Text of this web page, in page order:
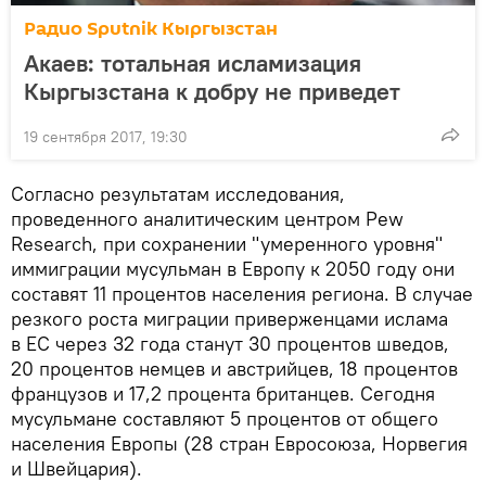
Радио Sputnik Кыргызстан
Акаев: тотальная исламизация
Кыргызстана к добру не приведет
19 сентября 2017, 19:30
Согласно результатам исследования,
проведенного аналитическим центром Pew
Research, при сохранении "умеренного уровня"
иммиграции мусульман в Европу к 2050 году они
составят 11 процентов населения региона. В случае
резкого роста миграции приверженцами ислама
в ЕС через 32 года станут 30 процентов шведов,
20 процентов немцев и австрийцев, 18 процентов
французов и 17,2 процента британцев. Сегодня
мусульмане составляют 5 процентов от общего
населения Европы (28 стран Евросоюза, Норвегия
и Швейцария).